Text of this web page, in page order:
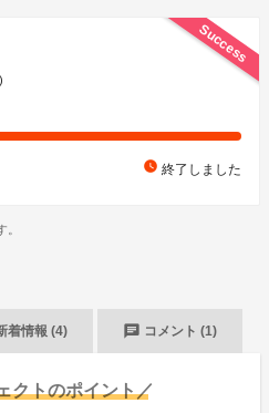
Success
watch_later 終了しました
。
着情報 (4) chat コメント (1)
クトのポイント／